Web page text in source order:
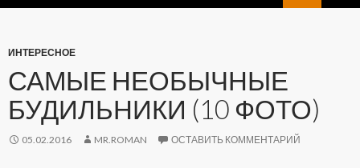
ИНТЕРЕСНОЕ
САМЫЕ НЕОБЫЧНЫЕ
БУДИЛЬНИКИ (10 ФОТО)
05.02.2016 MR.ROMAN ОСТАВИТЬ КОММЕНТАРИЙ